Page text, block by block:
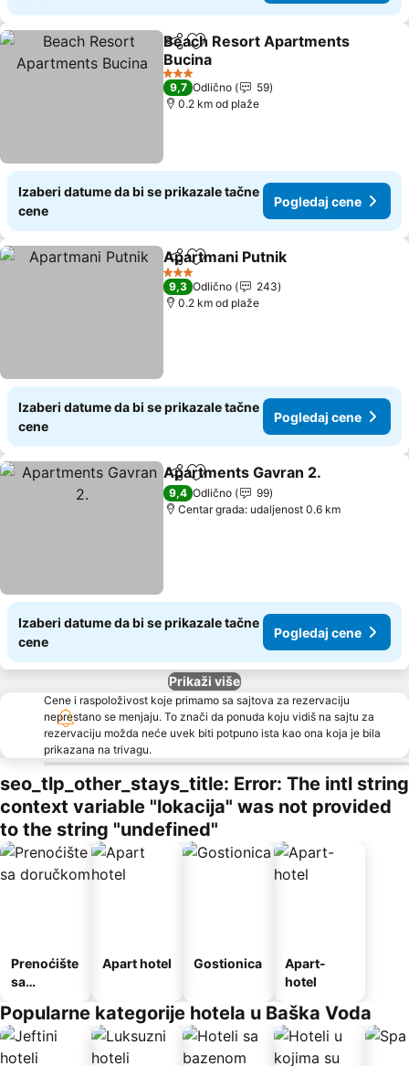
Deli Dodati u favorite
Beach Resort Apartments
Bucina
Pogledaj cene
3 Zvezdice
9,7 Odlično
59
0.2 km od plaže
Izaberi datume da bi se prikazale tačne
cene
Pogledaj cene
Deli Dodati u favorite
Apartmani Putnik
3 Zvezdice
9,3 Odlično
243
0.2 km od plaže
Izaberi datume da bi se prikazale tačne
cene
Pogledaj cene
Deli Dodati u favorite
Apartments Gavran 2.
9,4 Odlično
99
Centar grada: udaljenost 0.6 km
Izaberi datume da bi se prikazale tačne
cene
Pogledaj cene
Prikaži više
Cene i raspoloživost koje primamo sa sajtova za rezervaciju
neprestano se menjaju. To znači da ponuda koju vidiš na sajtu za
rezervaciju možda neće uvek biti potpuno ista kao ona koja je bila
prikazana na trivagu.
seo_tlp_other_stays_title: Error: The intl string
context variable "lokacija" was not provided
to the string "undefined"
Prenoćište
sa
Apart hotel Gostionica
Apart-
hotel
Popularne kategorije hotela u Baška Voda